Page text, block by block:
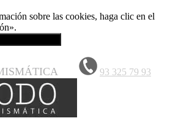
sobre las cookies, haga clic en el
93 325 79 93